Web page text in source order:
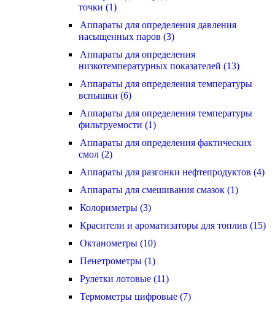
точки (1)
Аппараты для определения давления
насыщенных паров (3)
Аппараты для определения
низкотемпературных показателей (13)
Аппараты для определения температуры
вспышки (6)
Аппараты для определения температуры
фильтруемости (1)
Аппараты для определения фактических
смол (2)
Аппараты для разгонки нефтепродуктов (4)
Аппараты для смешивания смазок (1)
Колориметры (3)
Красители и ароматизаторы для топлив (15)
Октанометры (10)
Пенетрометры (1)
Рулетки лотовые (11)
Термометры цифровые (7)